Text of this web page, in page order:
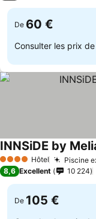
De 60 €
Consulter les prix de
4 Étoiles Hôtel Piscine
INNSiDE by
8,6 Excellent 10 224
De 105 €